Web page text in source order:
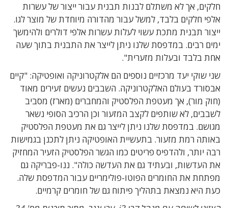
חלקים, אך לא משתלם לבנות תבנית עבור ייצור של עשרות
אלפי חלקים בלבד, למשל עבור מהדורה מיוחדת של מוצר לגו.
ייצור תבנית מתכת עשוי לעלות עשרות אלפי דולרים ולהימשך
ימים רבים. במדפסת שלנו ניתן לייצר את התבנית בתוך שעה
אחת בלבד ובעלות מזערית".
שני שוקי יעד מרכזיים נוספים הם אלקטרוניקה ואופטיקה: "קיים
אבסורד בעולם האלקטרוניקה. השבבים נעשים זעירים מאוד
(חוק מור), אך מעטפת הפלסטיק והמחברים (מארז) מסביב
לשבבים, לא שותפים לקצב המזעור וכן הרכיב הסופי נשאר
מגושם. במדפסת שלנו ניתן לייצר גם את מעטפת הפלסטיק
באותה רמת מזעור. בתעשיית האופטיקה ניתן לתכנן בגמישות
רבה יותר, ולהדפיס פריטים כמו הגשר הפלסטיק הזעיר המחזיק
את העדשות, ובעתיד גם את העדשה כולה". ננו-פבריקה גם
מפתחת את החומרים הפוטו-פולימריים עבור המדפסת שלה.
כעת היא נמצאת בתהליך פיתוח גם של חומרים קרמיים.